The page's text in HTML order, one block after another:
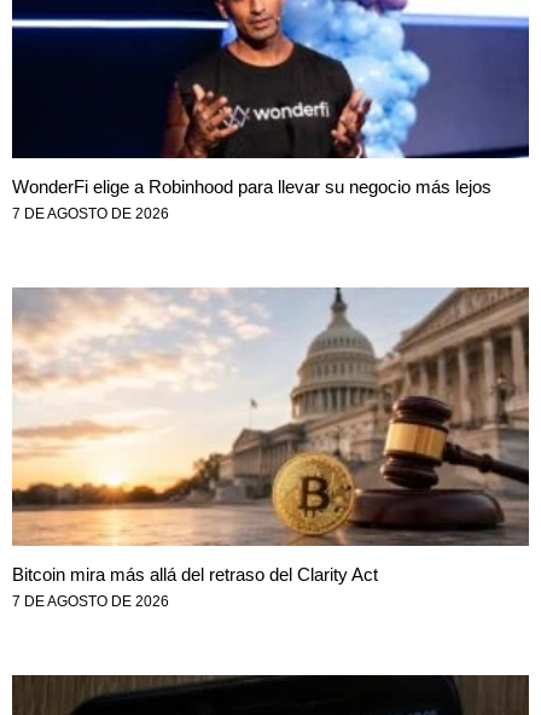
WonderFi elige a Robinhood para llevar su negocio más lejos
7 DE AGOSTO DE 2026
Bitcoin mira más allá del retraso del Clarity Act
7 DE AGOSTO DE 2026